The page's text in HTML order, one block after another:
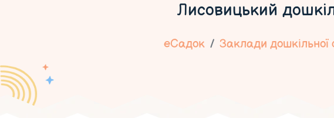
Лисовицький
еСадок Заклади дошкільної